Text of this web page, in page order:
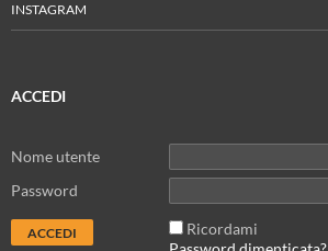
INSTAGRAM
ACCEDI
Nome utente
Password
Ricordami